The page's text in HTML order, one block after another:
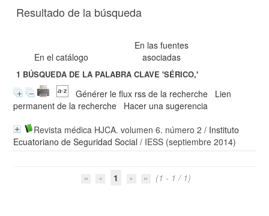
Resultado de la búsqueda
En el catálogo
En las fuentes
asociadas
1 BÚSQUEDA DE LA PALABRA CLAVE'SÉRICO,'
Générer le flux rss de la recherche
Lien
permanent de la recherche
Hacer una sugerencia
Revista médica HJCA. volumen 6. número 2 / Instituto
Ecuatoriano de Seguridad Social / IESS (septiembre 2014)
1 (1 - 1 / 1)